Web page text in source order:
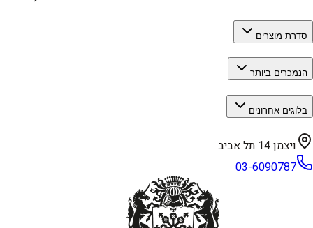
סדרת מוצרים
הנמכרים ביותר
בלוגים אחרונים
ויצמן 14 תל אביב
03-6090787